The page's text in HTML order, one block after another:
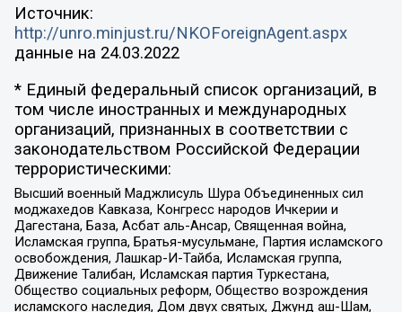
Источник:
http://unro.minjust.ru/NKOForeignAgent.aspx
данные на 24.03.2022
* Единый федеральный список организаций, в
том числе иностранных и международных
организаций, признанных в соответствии с
законодательством Российской Федерации
террористическими:
Высший военный Маджлисуль Шура Объединенных сил
моджахедов Кавказа, Конгресс народов Ичкерии и
Дагестана, База, Асбат аль-Ансар, Священная война,
Исламская группа, Братья-мусульмане, Партия исламского
освобождения, Лашкар-И-Тайба, Исламская группа,
Движение Талибан, Исламская партия Туркестана,
Общество социальных реформ, Общество возрождения
исламского наследия, Дом двух святых, Джунд аш-Шам,